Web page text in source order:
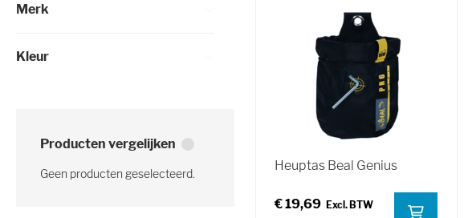
Heuptas Beal Genius
€ 19,69
Merk
Kleur
Producten vergelijken
Geen producten geselecteerd.